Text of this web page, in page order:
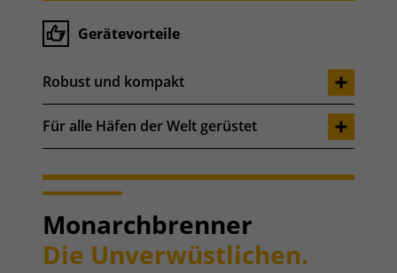
Gerätevorteile
Robust und kompakt
Für alle Häfen der Welt gerüstet
Monarchbrenner
Die Unverwüstlichen.